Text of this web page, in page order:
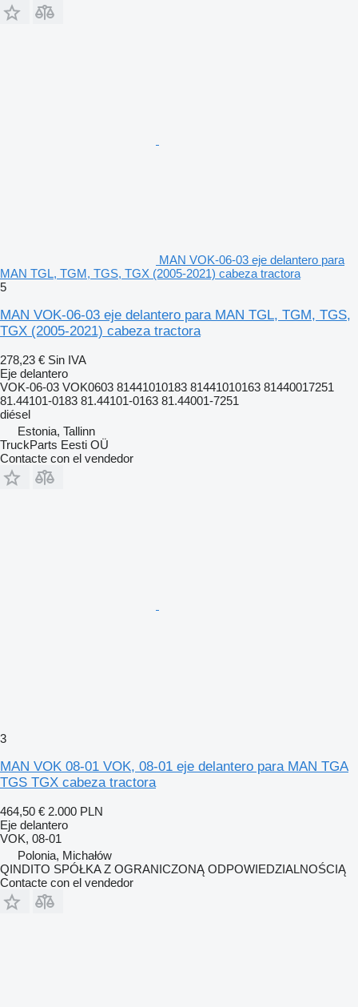
MAN VOK-06-03 eje delantero para
MAN TGL, TGM, TGS, TGX (2005-2021) cabeza tractora
5
MAN VOK-06-03 eje delantero para MAN TGL, TGM, TGS,
TGX (2005-2021) cabeza tractora
278,23 € Sin IVA
Eje delantero
VOK-06-03 VOK0603 81441010183 81441010163 81440017251
81.44101-0183 81.44101-0163 81.44001-7251
diésel
Estonia, Tallinn
TruckParts Eesti OÜ
Contacte con el vendedor
3
MAN VOK 08-01 VOK, 08-01 eje delantero para MAN TGA
TGS TGX cabeza tractora
464,50 € 2.000 PLN
Eje delantero
VOK, 08-01
Polonia, Michałów
QINDITO SPÓŁKA Z OGRANICZONĄ ODPOWIEDZIALNOŚCIĄ
Contacte con el vendedor